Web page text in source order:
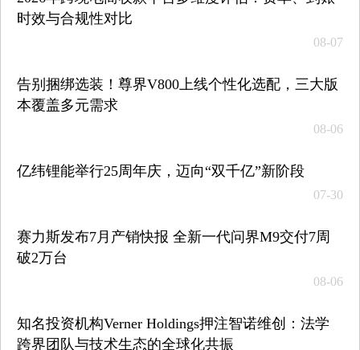
时效与合规性对比
08-07
告别捆绑选装！尊界V800上线个性化选配，三大版
本覆盖多元需求
08-06
亿纬锂能举行25周年庆，迈向“双千亿”新阶段
07-30
赛力斯发布7月产销快报 全新一代问界M9交付7周
破2万台
08-06
知名投资机构Verner Holdings押注智诺维创：法学
跨界团队与技术生态的全球化共振